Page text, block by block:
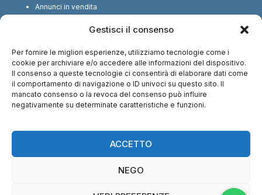
Gestisci il consenso
Per fornire le migliori esperienze, utilizziamo tecnologie come i
cookie per archiviare e/o accedere alle informazioni del dispositivo.
Il consenso a queste tecnologie ci consentirà di elaborare dati come
il comportamento di navigazione o ID univoci su questo sito. Il
mancato consenso o la revoca del consenso può influire
negativamente su determinate caratteristiche e funzioni.
ACCETTO
NEGO
Annunci in vendita
SEGUICI SUI SOCIAL
CI TROVI ANCHE SU: